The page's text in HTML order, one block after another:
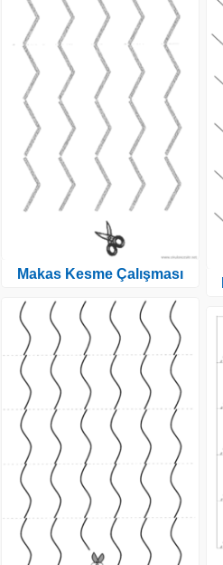
Makas Kesme Çalışması